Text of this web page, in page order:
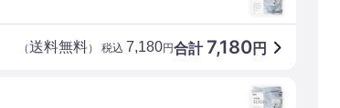
合計7,180円
（送料無料） 税込 7,180円